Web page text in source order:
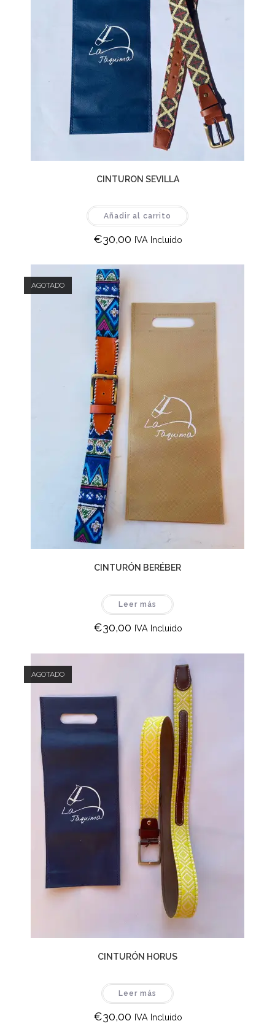
CINTURON SEVILLA
Añadir al carrito
€30,00 IVA Incluido
AGOTADO
CINTURÓN BERÉBER
Leer más
€30,00 IVA Incluido
AGOTADO
CINTURÓN HORUS
Leer más
€30,00 IVA Incluido